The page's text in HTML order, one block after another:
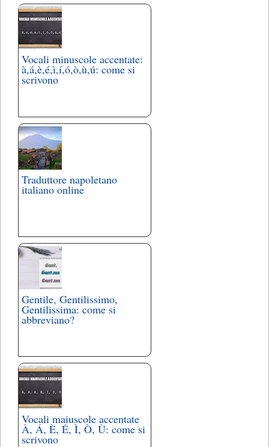
Vocali minuscole accentate:
à,á,è,é,ì,í,ó,ò,ù,ú: come si
scrivono
Traduttore napoletano
italiano online
Gentile, Gentilissimo,
Gentilissima: come si
abbreviano?
Vocali maiuscole accentate
À, Á, È, É, Ì, Ò, Ù: come si
scrivono